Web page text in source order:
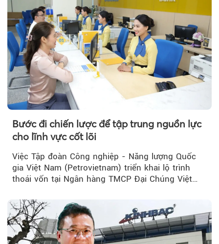
Bước đi chiến lược để tập trung nguồn lực
cho lĩnh vực cốt lõi
Việc Tập đoàn Công nghiệp - Năng lượng Quốc
gia Việt Nam (Petrovietnam) triển khai lộ trình
thoái vốn tại Ngân hàng TMCP Đại Chúng Việt